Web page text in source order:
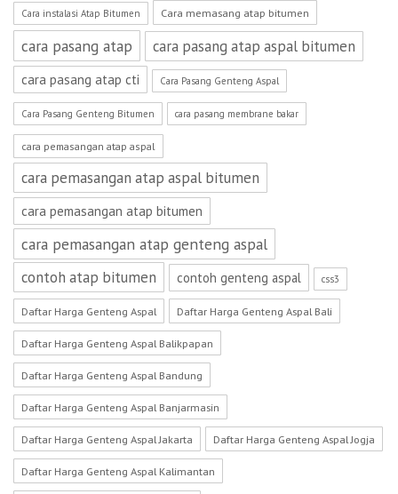
Cara instalasi Atap Bitumen Cara memasang atap bitumen
cara pasang atap cara pasang atap aspal bitumen
cara pasang atap cti Cara Pasang Genteng Aspal
Cara Pasang Genteng Bitumen cara pasang membrane bakar
cara pemasangan atap aspal
cara pemasangan atap aspal bitumen
cara pemasangan atap bitumen
cara pemasangan atap genteng aspal
contoh atap bitumen contoh genteng aspal css3
Daftar Harga Genteng Aspal Daftar Harga Genteng Aspal Bali
Daftar Harga Genteng Aspal Balikpapan
Daftar Harga Genteng Aspal Bandung
Daftar Harga Genteng Aspal Banjarmasin
Daftar Harga Genteng Aspal Jakarta Daftar Harga Genteng Aspal Jogja
Daftar Harga Genteng Aspal Kalimantan